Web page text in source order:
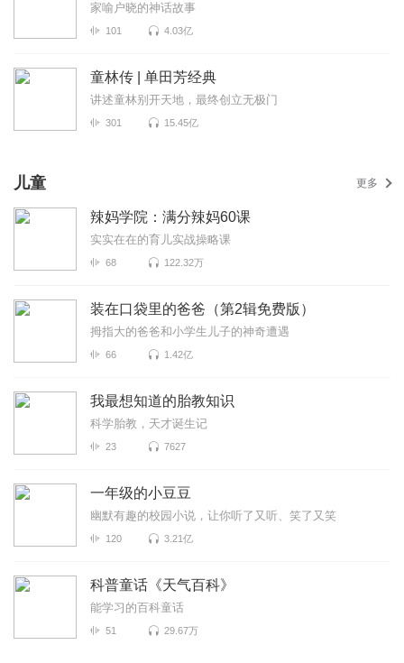
家喻户晓的神话故事
101 4.03亿
童林传 | 单田芳经典
讲述童林别开天地，最终创立无极门
301 15.45亿
儿童 更多
辣妈学院：满分辣妈60课
实实在在的育儿实战操略课
68 122.32万
装在口袋里的爸爸（第2辑免费版）
拇指大的爸爸和小学生儿子的神奇遭遇
66 1.42亿
我最想知道的胎教知识
科学胎教，天才诞生记
23 7627
一年级的小豆豆
幽默有趣的校园小说，让你听了又听、笑了又笑
120 3.21亿
科普童话《天气百科》
能学习的百科童话
51 29.67万